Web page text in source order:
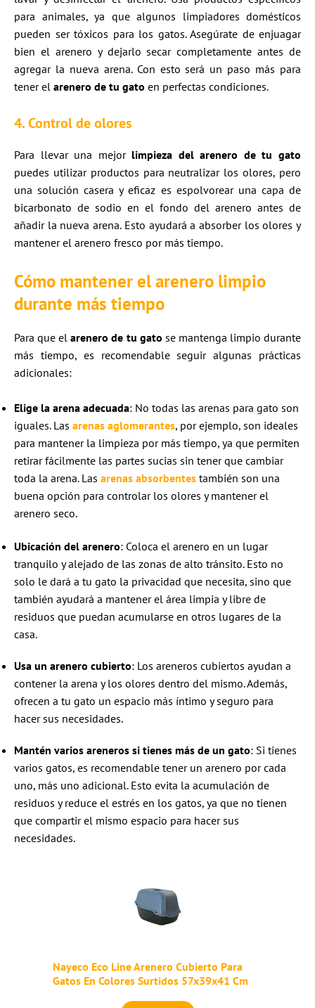
para animales, ya que algunos limpiadores domésticos
pueden ser tóxicos para los gatos. Asegúrate de enjuagar
bien el arenero y dejarlo secar completamente antes de
agregar la nueva arena. Con esto será un paso más para
tener el arenero de tu gato en perfectas condiciones.
4.Control de olores
Para llevar una mejor limpieza del arenero de tu gato
puedes utilizar productos para neutralizar los olores, pero
una solución casera y eficaz es espolvorear una capa de
bicarbonato de sodio en el fondo del arenero antes de
añadir la nueva arena. Esto ayudará a absorber los olores y
mantener el arenero fresco por más tiempo.
Cómo mantener el arenero limpio
durante más tiempo
Para que elarenero de tu gato se mantenga limpio durante
más tiempo, es recomendable seguir algunas prácticas
adicionales:
Elige la arena adecuada: No todas las arenas para gato son
iguales. Las arenas aglomerantes, por ejemplo, son ideales
para mantener la limpieza por más tiempo, ya que permiten
retirar fácilmente las partes sucias sin tener que cambiar
toda la arena. Las arenas absorbentes también son una
buena opción para controlar los olores y mantener el
arenero seco.
Ubicación del arenero: Coloca el arenero en un lugar
tranquilo y alejado de las zonas de alto tránsito. Esto no
solo le dará a tu gato la privacidad que necesita, sino que
también ayudará a mantener el área limpia y libre de
residuos que puedan acumularse en otros lugares de la
casa.
Usa un arenero cubierto: Los areneros cubiertos ayudan a
contener la arena y los olores dentro del mismo. Además,
ofrecen a tu gato un espacio más íntimo y seguro para
hacer sus necesidades.
Mantén varios areneros si tienes más de un gato: Si tienes
varios gatos, es recomendable tener un arenero por cada
uno, más uno adicional. Esto evita la acumulación de
residuos y reduce el estrés en los gatos, ya que no tienen
que compartir el mismo espacio para hacer sus
necesidades.
Nayeco Eco Line Arenero Cubierto Para
Gatos En Colores Surtidos 57x39x41 Cm